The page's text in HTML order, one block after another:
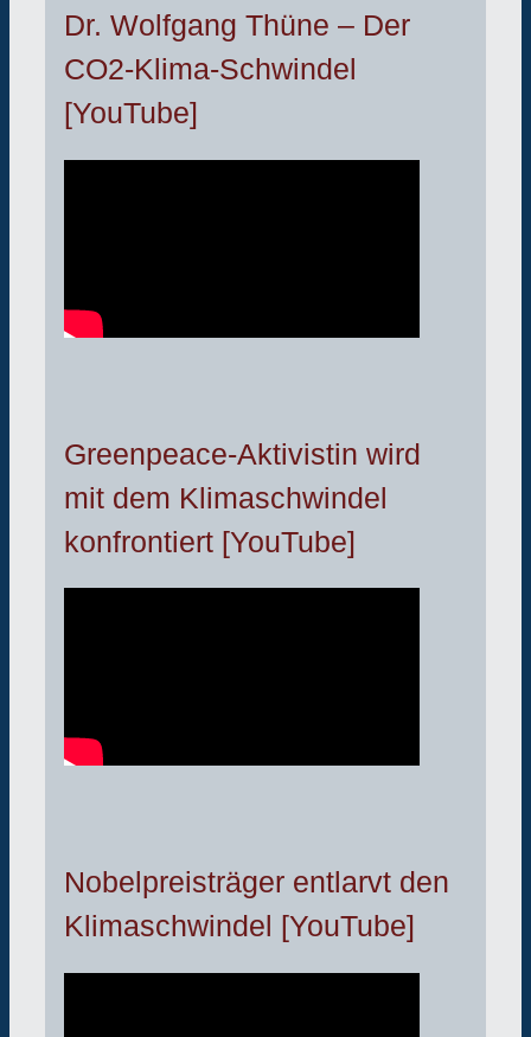
Dr. Wolfgang Thüne – Der
CO2-Klima-Schwindel
[YouTube]
Greenpeace-Aktivistin wird
mit dem Klimaschwindel
konfrontiert [YouTube]
Nobelpreisträger entlarvt den
Klimaschwindel [YouTube]